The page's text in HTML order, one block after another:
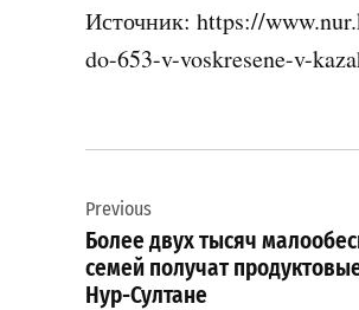
Источник: https://
do-653-v-voskresene-v-
по
записям
Previous
Более двух тысяч
семей получат
Нур-Султане